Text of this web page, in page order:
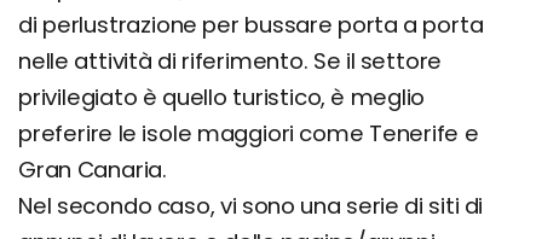
di perlustrazione per bussare porta a porta
nelle attività di riferimento. Se il settore
privilegiato è quello turistico, è meglio
preferire le isole maggiori come Tenerife e
Gran Canaria.
Nel secondo caso, vi sono una serie di siti di